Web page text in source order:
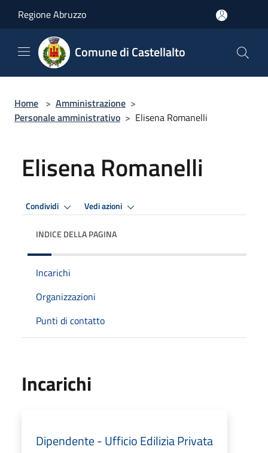
Regione Abruzzo
Comune di Castellalto
Home > Amministrazione >
Personale amministrativo > Elisena Romanelli
Elisena Romanelli
Condividi Vedi azioni
INDICE DELLA PAGINA
Incarichi
Organizzazioni
Punti di contatto
Incarichi
Dipendente - Ufficio Edilizia Privata